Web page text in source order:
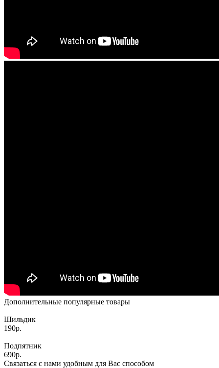
Дополнительные популярные товары
Шильдик
190р.
Подпятник
690р.
Связаться с нами удобным для Вас способом